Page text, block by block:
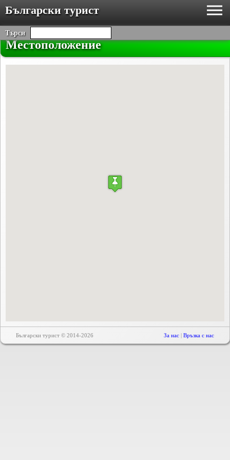
Български турист
Търси
Местоположение
Български турист © 2014-2026 За нас | Връзка с нас